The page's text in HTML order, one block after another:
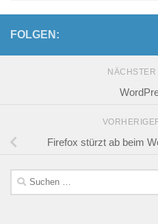
FOLGEN:
Firefox stürzt ab beim
Suchen
nach: